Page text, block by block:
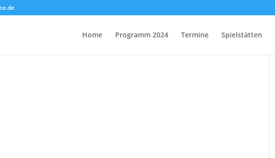
Home Programm 2024 Termine Spielstätten